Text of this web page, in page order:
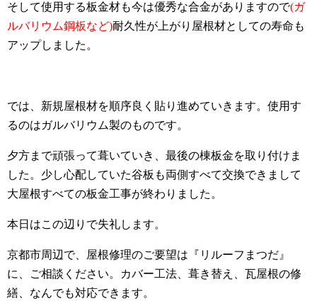
そして使用する板金材も今は優秀な合金がありますので(ガ
ルバリウム鋼板など)耐久性が上がり屋根材としての寿命も
アップしました。
では、新規屋根材を順序良く貼り進めていきます。使用す
るのはガルバリウム製のものです。
夕方まで頑張って葺いていき、最後の棟板金を取り付けま
した。少し心配していた谷板も両側すべて交換できまして
大屋根すべての板金工事が終わりました。
本日はこの辺りで失礼します。
京都市周辺で、屋根修理のご要望は『リルーフまつだ』
に、ご相談ください。カバー工法、葺き替え、瓦屋根の修
繕、なんでも対応できます。